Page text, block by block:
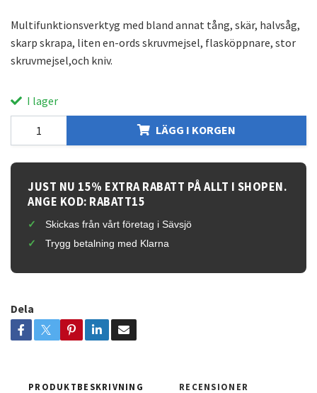
Multifunktionsverktyg med bland annat tång, skär, halvsåg,
skarp skrapa, liten en-ords skruvmejsel, flasköppnare, stor
skruvmejsel,och kniv.
I lager
LÄGG I KORGEN
JUST NU 15% EXTRA RABATT PÅ ALLT I SHOPEN.
ANGE KOD: RABATT15
Skickas från vårt företag i Sävsjö
Trygg betalning med Klarna
Dela
PRODUKTBESKRIVNING RECENSIONER